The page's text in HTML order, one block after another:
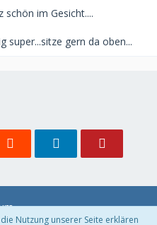
im Gesicht....
super...sitze gern da oben...
Nutzung unserer Seite erklären